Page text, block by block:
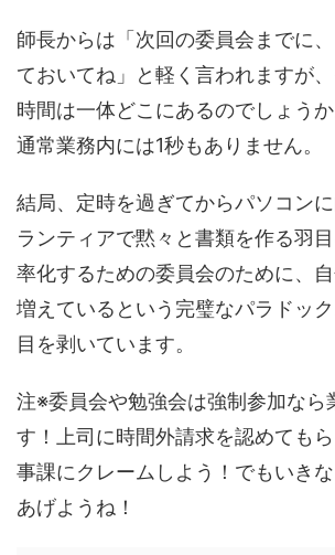
師長からは「次回の委員会までに
ておいてね」と軽く言われますが
時間は一体どこにあるのでしょう
通常業務内には1秒もありません。
結局、定時を過ぎてからパソコン
ランティアで黙々と書類を作る羽
率化するための委員会のために、
増えているという完璧なパラドッ
目を剥いています。
注※委員会や勉強会は強制参加なら
す！上司に時間外請求を認めても
事課にクレームしよう！でもいき
あげようね！